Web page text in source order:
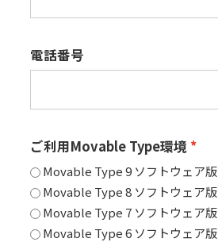
電話番号
ご利用Movable Type環境
Movable Type 9 ソフトウェア版
Movable Type 8 ソフトウェア版
Movable Type 7 ソフトウェア版
Movable Type 6 ソフトウェア版